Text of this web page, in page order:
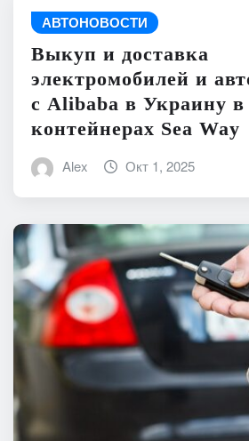
АВТОНОВОСТИ
Выкуп и доставка
электромобилей и
с Alibaba в Украину в
контейнерах Sea Way
Alex Окт 1, 2025